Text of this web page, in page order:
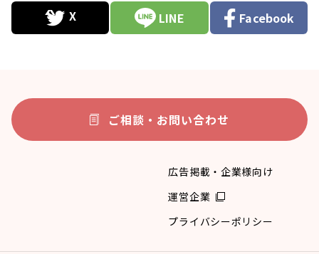
LINE Facebook
ご相談・お問い合わせ
広告掲載・企業様向け
運営企業
プライバシーポリシー